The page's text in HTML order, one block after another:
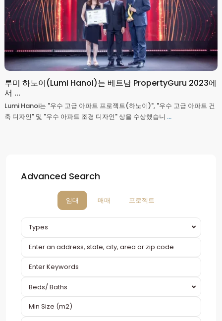
루미 하노이(Lumi Hanoi)는 베트남 PropertyGuru 2023에
서 ...
Lumi Hanoi는 "우수 고급 아파트 프로젝트(하노이)", "우수 고급 아파트 건
축 디자인" 및 "우수 아파트 조경 디자인" 상을 수상했습니 ...
Advanced Search
임대 매매 프로젝트
Types
Beds/ Baths